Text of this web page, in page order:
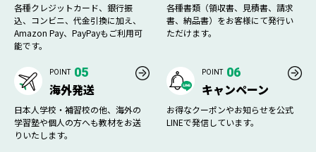
各種クレジットカード、銀行振
込、コンビニ、代金引換に加え、
Amazon Pay、PayPayもご利用可
能です。
各種書類（領収書、見積書、請求
書、納品書）をお客様にて発行い
ただけます。
POINT 05
海外発送
日本人学校・補習校の他、海外の
学習塾や個人の方へも教材をお送
りいたします。
POINT 06
キャンペーン
お得なクーポンやお知らせを公式
LINEで発信しています。